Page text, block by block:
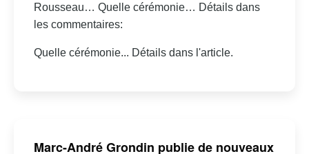
Rousseau… Quelle cérémonie… Détails dans
les commentaires:
Quelle cérémonie... Détails dans l'article.
Marc-André Grondin publie de nouveaux